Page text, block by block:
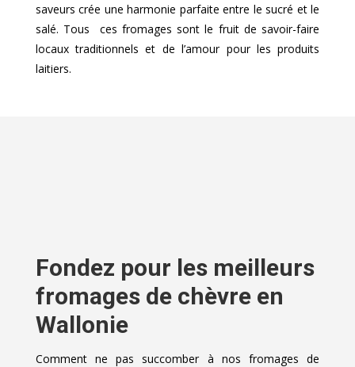
saveurs crée une harmonie parfaite entre le sucré et le
salé. Tous ces fromages sont le fruit de savoir-faire
locaux traditionnels et de l’amour pour les produits
laitiers.
Fondez pour les meilleurs
fromages de chèvre en
Wallonie
Comment ne pas succomber à nos fromages de